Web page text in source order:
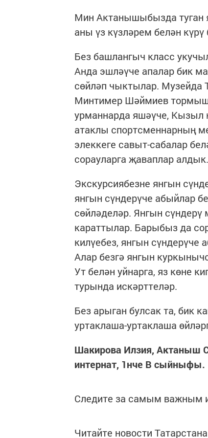
Мин Актанышыбызда туган
аны үз күзләрем белән
Без башлангыч класс
Анда эшләүче апалар бик
сөйләп чыктылар. Музейда
Минтимер Шәймиев тормыш
урманнарда яшәүче, Кызыл
атаклы спортсменнарның
элеккеге савыт-сабалар
сорауларга җаваплар алдык.
Экскурсиябезне янгын
янгын сүндерүче абыйлар
сөйләделәр. Янгын
караттылар. Барыбыз да
килүебез, янгын сүндерүче
Алар безгә янгын
Ут белән уйнарга, яз көне
турында искәрттеләр.
Без арыган булсак та, бик
уртаклаша-уртаклаша
Шакирова Илзия, Актаныш
интернат, 1нче В сыйныфы.
Следите за самым важным
Читайте новости